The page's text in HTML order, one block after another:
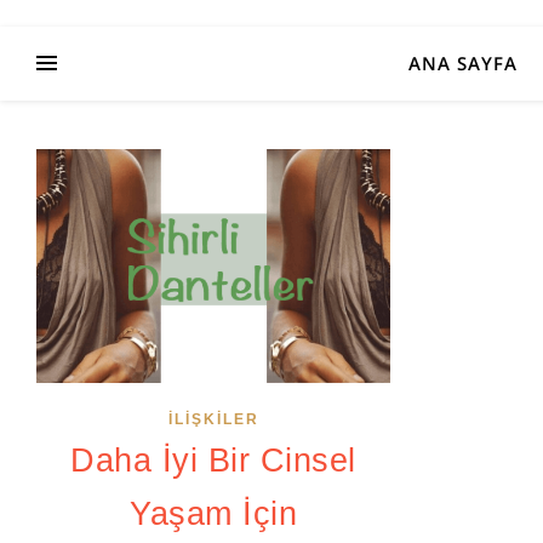
ANA SAYFA
İLIŞKILER
Daha İyi Bir Cinsel
Yaşam İçin